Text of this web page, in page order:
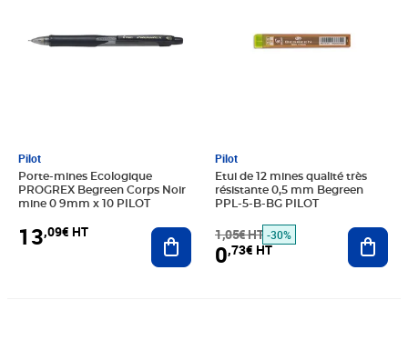
Pilot
Porte-mines Ecologique
PROGREX Begreen Corps Noir
mine 0 9mm x 10 PILOT
13,09€ HT Ajouter au panier
Pilot
Etui de 12 mines qualité très
résistante 0,5 mm Begreen
PPL-5-B-BG PILOT
1,05€ HT -30%
0,73€ HT